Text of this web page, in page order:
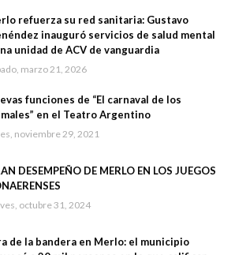
refuerza su red sanitaria: Gustavo
inauguró servicios de salud mental
unidad de ACV de vanguardia
marzo 21, 2026
funciones de “El carnaval de los
en el Teatro Argentino
noviembre 29, 2021
DESEMPEÑO DE MERLO EN LOS JUEGOS
octubre 31, 2024
de la bandera en Merlo: el municipio